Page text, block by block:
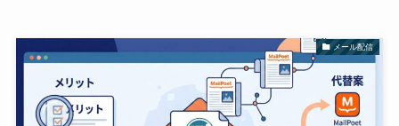
メール配信